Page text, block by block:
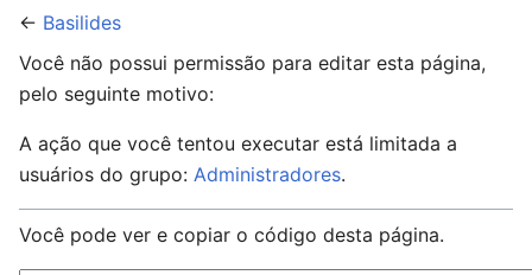
← Basilides
Você não possui permissão para editar esta página,
pelo seguinte motivo:
A ação que você tentou executar está limitada a
usuários do grupo: Administradores.
Você pode ver e copiar o código desta página.